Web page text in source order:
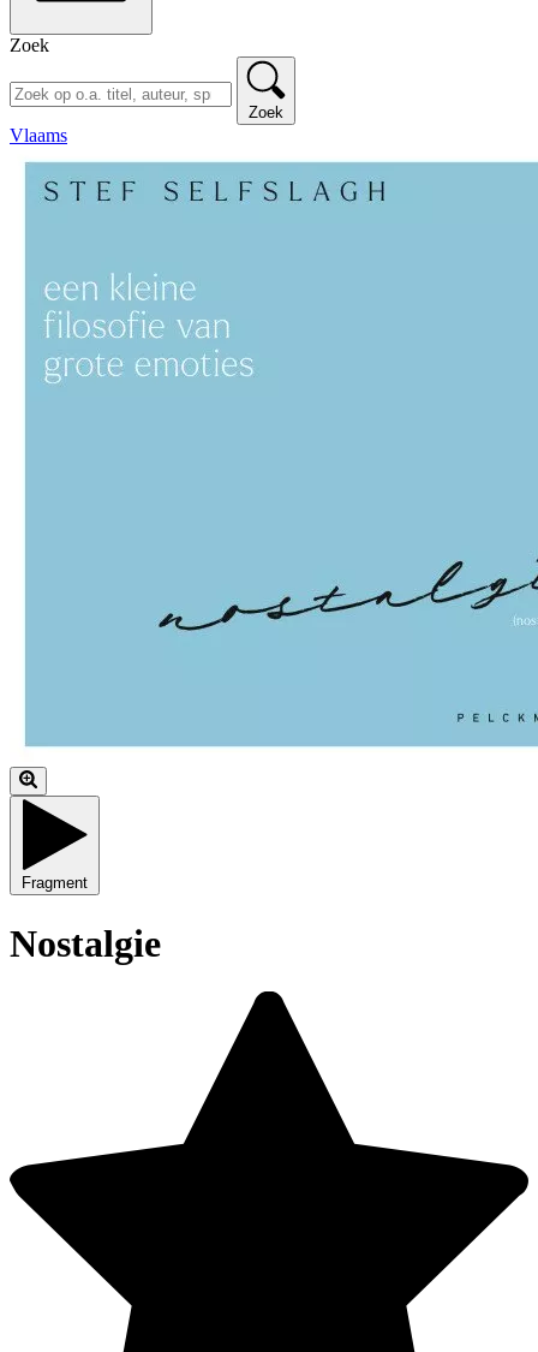
Zoek
Zoek
Vlaams
Fragment
Nostalgie